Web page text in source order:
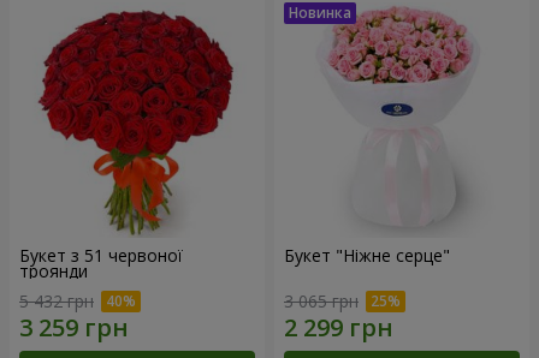
Букет з 51 червоної
троянди
5 432 грн
Букет "Ніжне серце"
3 065 грн